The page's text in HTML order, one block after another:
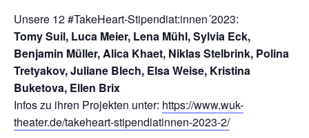
Unsere 12 #TakeHeart-Stipendiat:innen´2023:
Tomy Suil, Luca Meier, Lena Mühl, Sylvia Eck,
Benjamin Müller, Alica Khaet, Niklas Stelbrink, Polina
Tretyakov, Juliane Blech, Elsa Weise, Kristina
Buketova, Ellen Brix
Infos zu ihren Projekten unter: https://www.wuk-
theater.de/takeheart-stipendiatinnen-2023-2/